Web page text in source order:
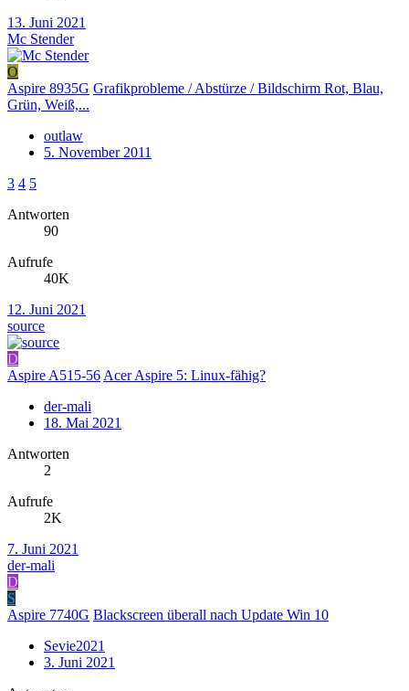
13. Juni 2021
Mc Stender
O
Aspire 8935G Grafikprobleme / Abstürze / Bildschirm Rot, Blau,
Grün, Weiß,...
outlaw
5. November 2011
3 4 5
Antworten
90
Aufrufe
40K
12. Juni 2021
source
D
Aspire A515-56 Acer Aspire 5: Linux-fähig?
der-mali
18. Mai 2021
Antworten
2
Aufrufe
2K
7. Juni 2021
der-mali
D
S
Aspire 7740G Blackscreen überall nach Update Win 10
Sevie2021
3. Juni 2021